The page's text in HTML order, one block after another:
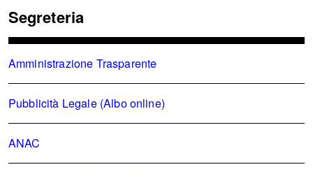
Segreteria
Amministrazione Trasparente
Pubblicità Legale (Albo online)
ANAC